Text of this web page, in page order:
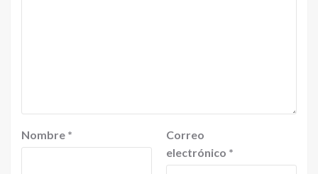
Nombre *
Correo
electrónico *